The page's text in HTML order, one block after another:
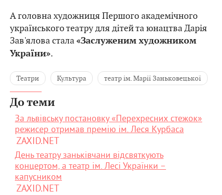
А головна художниця Першого академічного
українського театру для дітей та юнацтва Дарія
Зав'ялова стала«Заслуженим художником
України».
Театри Культура театр ім. Марії Заньковецької
До теми
За львівську постановку «Перехресних стежок»
режисер отримав премію ім. Леся Курбаса
ZAXID.NET
День театру заньківчани відсвяткують
концертом, а театр ім. Лесі Українки –
капусником
ZAXID.NET